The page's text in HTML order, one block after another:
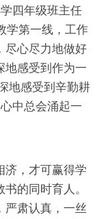
四年级班主任
学第一线，工作
尽心尽力地做好
地感受到作为一
地感受到辛勤耕
中总会涌起一
，才可赢得学
的同时育人。
严肃认真，一丝